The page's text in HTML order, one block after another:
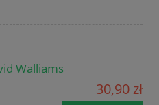
Walliams
30,90 zł